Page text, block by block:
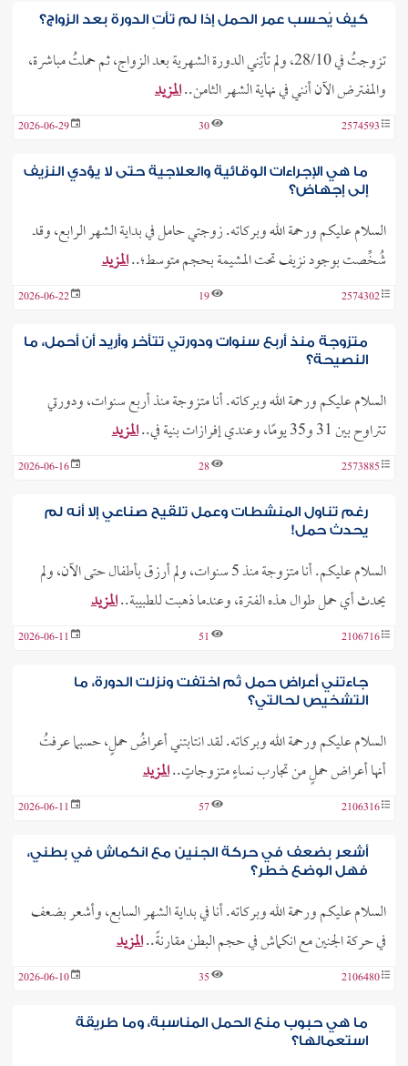
كيف يُحسب عمر الحمل إذا لم تأتِ الدورة بعد الزواج؟
تزوجتُ في 28/10، ولم تأتِني الدورة الشهرية بعد الزواج، ثم حملتُ مباشرة،
والمفترض الآن أنني في نهاية الشهر الثامن..المزيد
2574593
30
2026-06-29
ما هي الإجراءات الوقائية والعلاجية حتى لا يؤدي النزيف
إلى إجهاض؟
السلام عليكم ورحمة الله وبركاته. زوجتي حامل في بداية الشهر الرابع، وقد
شُخِّصت بوجود نزيف تحت المشيمة بحجم متوسط؛..المزيد
2574302
19
2026-06-22
متزوجة منذ أربع سنوات ودورتي تتأخر وأريد أن أحمل، ما
النصيحة؟
السلام عليكم ورحمة الله وبركاته. أنا متزوجة منذ أربع سنوات، ودورتي
تتراوح بين 31 و35 يومًا، وعندي إفرازات بنية في..
المزيد
2573885
28
2026-06-16
رغم تناول المنشطات وعمل تلقيح صناعي إلا أنه لم
يحدث حمل!
السلام عليكم. أنا متزوجة منذ 5 سنوات، ولم أرزق بأطفال حتى الآن، ولم
يحدث أي حمل طوال هذه الفترة، وعندما ذهبت للطبيبة..المزيد
2106716
51
2026-06-11
جاءتني أعراض حمل ثم اختفت ونزلت الدورة، ما
التشخيص لحالتي؟
السلام عليكم ورحمة الله وبركاته. لقد انتابتني أعراضُ حملٍ، حسبما عرفتُ
أنها أعراض حملٍ من تجارب نساءٍ متزوجاتٍ..المزيد
2106316
57
2026-06-11
أشعر بضعف في حركة الجنين مع انكماش في بطني،
فهل الوضع خطر؟
السلام عليكم ورحمة الله وبركاته. أنا في بداية الشهر السابع، وأشعر بضعف
في حركة الجنين مع انكماش في حجم البطن مقارنةً..المزيد
2106480
35
2026-06-10
ما هي حبوب منع الحمل المناسبة، وما طريقة
استعمالها؟